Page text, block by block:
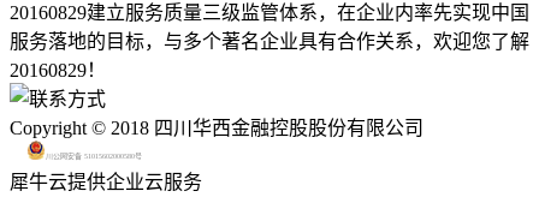
20160829建立服务质量三级监管体系，在企业内率先实现中国
服务落地的目标，与多个著名企业具有合作关系，欢迎您了解
20160829！
Copyright © 2018 四川华西金融控股股份有限公司
川公网安备 51015602000580号
犀牛云提供企业云服务